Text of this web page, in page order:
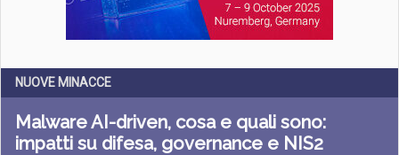
NUOVE MINACCE
Malware AI-driven, cosa e quali sono:
impatti su difesa, governance e NIS2